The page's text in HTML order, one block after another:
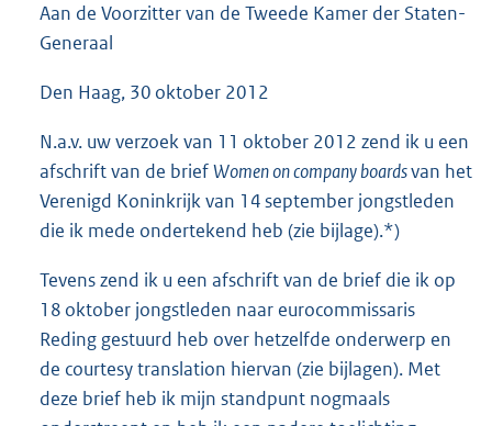
b
Aan de Voorzitter van de Tweede Kamer der Staten-
Generaal
Den Haag, 30 oktober 2012
N.a.v. uw verzoek van 11 oktober 2012 zend ik u een
afschrift van de briefWomen on company boardsvan het
Verenigd Koninkrijk van 14 september jongstleden
die ik mede ondertekend heb (zie bijlage).*)
Tevens zend ik u een afschrift van de brief die ik op
18 oktober jongstleden naar eurocommissaris
Reding gestuurd heb over hetzelfde onderwerp en
de courtesy translation hiervan (zie bijlagen). Met
deze brief heb ik mijn standpunt nogmaals